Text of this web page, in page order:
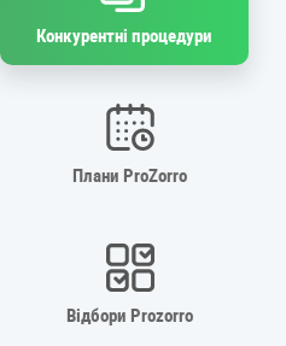
Конкурентні процедури
Плани ProZorro
Відбори Prozorro